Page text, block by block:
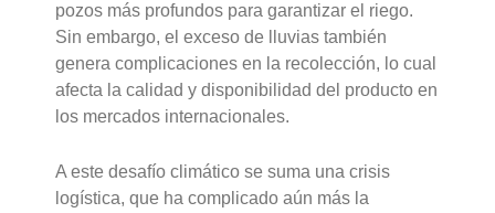
pozos más profundos para garantizar el riego.
Sin embargo, el exceso de lluvias también
genera complicaciones en la recolección, lo cual
afecta la calidad y disponibilidad del producto en
los mercados internacionales.
A este desafío climático se suma una crisis
logística, que ha complicado aún más la